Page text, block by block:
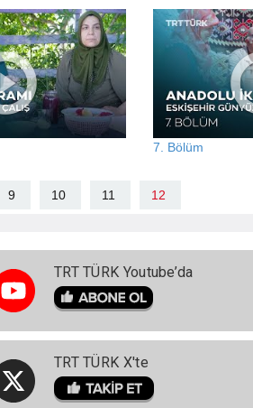
7. Bölüm
9 10 11 12
TRT TÜRK Youtube’da
TRT TÜRK X'te